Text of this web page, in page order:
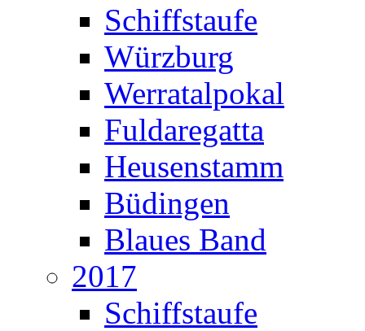
Schiffstaufe
Würzburg
Werratalpokal
Fuldaregatta
Heusenstamm
Büdingen
Blaues Band
2017
Schiffstaufe